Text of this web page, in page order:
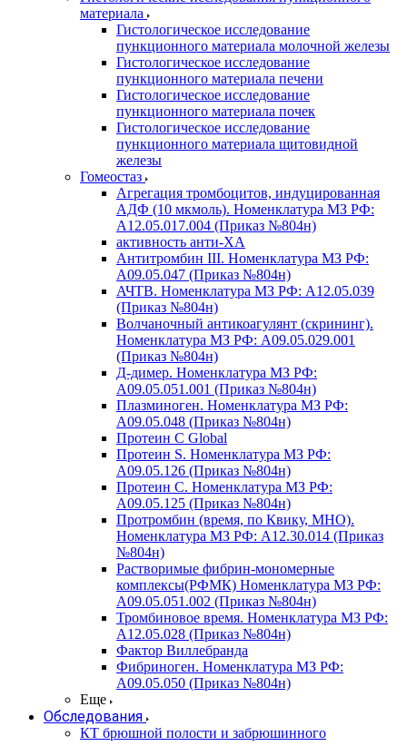
материала
Гистологическое исследование
пункционного материала молочной железы
Гистологическое исследование
пункционного материала печени
Гистологическое исследование
пункционного материала почек
Гистологическое исследование
пункционного материала щитовидной
железы
Гомеостаз
Агрегация тромбоцитов, индуцированная
АДФ (10 мкмоль). Номенклатура МЗ РФ:
A12.05.017.004 (Приказ №804н)
активность анти-ХА
Антитромбин III. Номенклатура МЗ РФ:
A09.05.047 (Приказ №804н)
АЧТВ. Номенклатура МЗ РФ: A12.05.039
(Приказ №804н)
Волчаночный антикоагулянт (скрининг).
Номенклатура МЗ РФ: A09.05.029.001
(Приказ №804н)
Д-димер. Номенклатура МЗ РФ:
A09.05.051.001 (Приказ №804н)
Плазминоген. Номенклатура МЗ РФ:
A09.05.048 (Приказ №804н)
Протеин C Global
Протеин S. Номенклатура МЗ РФ:
A09.05.126 (Приказ №804н)
Протеин С. Номенклатура МЗ РФ:
A09.05.125 (Приказ №804н)
Протромбин (время, по Квику, МНО).
Номенклатура МЗ РФ: A12.30.014 (Приказ
№804н)
Растворимые фибрин-мономерные
комплексы(РФМК) Номенклатура МЗ РФ:
A09.05.051.002 (Приказ №804н)
Тромбиновое время. Номенклатура МЗ РФ:
A12.05.028 (Приказ №804н)
Фактор Виллебранда
Фибриноген. Номенклатура МЗ РФ:
A09.05.050 (Приказ №804н)
Еще
Обследования
КТ брюшной полости и забрюшинного